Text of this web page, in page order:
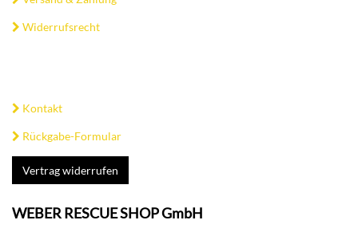
Widerrufsrecht
Kontakt
Rückgabe-Formular
Vertrag widerrufen
WEBER RESCUE SHOP GmbH